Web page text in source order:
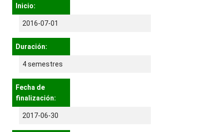
Inicio:
2016-07-01
Duración:
4 semestres
Fecha de
finalización:
2017-06-30